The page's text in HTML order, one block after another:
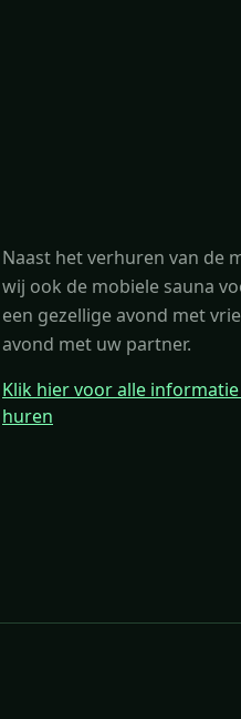
Naast het verhuren van de
wij ook de mobiele sauna
een gezellige avond met
avond met uw partner.
Klik hier voor alle
huren